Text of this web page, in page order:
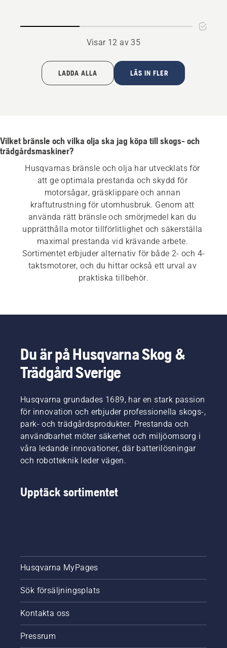
Visar 12 av 35
LADDA ALLA LÄS IN FLER
Vilket bränsle och vilka olja ska jag köpa till skogs- och
trädgårdsmaskiner?
Husqvarnas bränsle och olja har utvecklats för
att ge optimala prestanda och skydd för
motorsågar, gräsklippare och annan
kraftutrustning för utomhusbruk. Genom att
använda rätt bränsle och smörjmedel kan du
upprätthålla motor tillförlitlighet och säkerställa
maximal prestanda vid krävande arbete.
Sortimentet erbjuder alternativ för både 2- och 4-
taktsmotorer, och du hittar också ett urval av
praktiska tillbehör.
Du är på Husqvarna Skog &
Trädgård Sverige
Husqvarna grundades 1689, har en stark passion
för innovation och erbjuder professionella skogs-,
park- och trädgårdsprodukter. Prestanda och
användbarhet möter säkerhet och miljöomsorg i
våra ledande innovationer, där batterilösningar
och robotteknik leder vägen.
Upptäck sortimentet
Husqvarna MyPages
Sök försäljningsplats
Kontakta oss
Pressrum